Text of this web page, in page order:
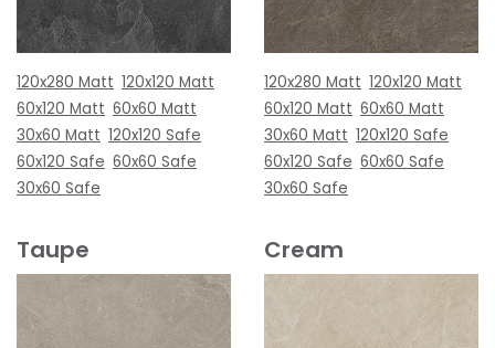
120x280 Matt 120x120 Matt
60x120 Matt 60x60 Matt
30x60 Matt 120x120 Safe
60x120 Safe 60x60 Safe
30x60 Safe
120x280 Matt 120x120 Matt
60x120 Matt 60x60 Matt
30x60 Matt 120x120 Safe
60x120 Safe 60x60 Safe
30x60 Safe
Taupe Cream